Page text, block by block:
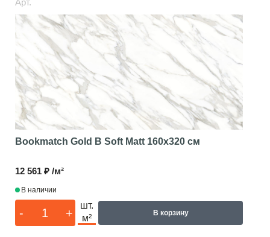
Арт.
Bookmatch Gold B Soft Matt 160x320 см
12 561 ₽ /м²
В наличии
- +
шт.
м²
В корзину